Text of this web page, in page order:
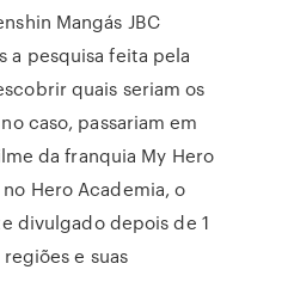
Mangás JBC
a pesquisa feita pela
quais seriam os
caso, passariam em
da franquia My Hero
Hero Academia, o
divulgado depois de 1
e suas